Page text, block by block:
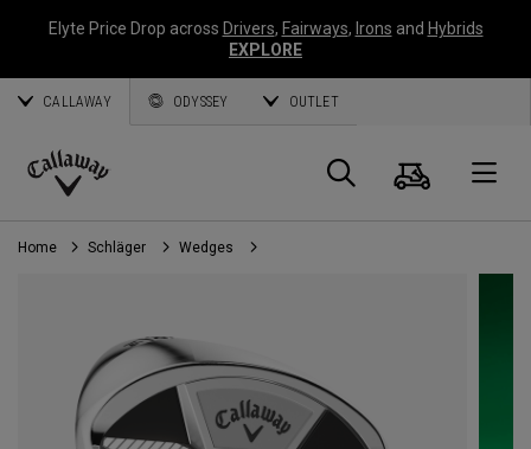
Elyte Price Drop across Drivers, Fairways, Irons and Hybrids
EXPLORE
CALLAWAY ODYSSEY OUTLET
Callaway
Golf
Suche
Home Schläger Wedges